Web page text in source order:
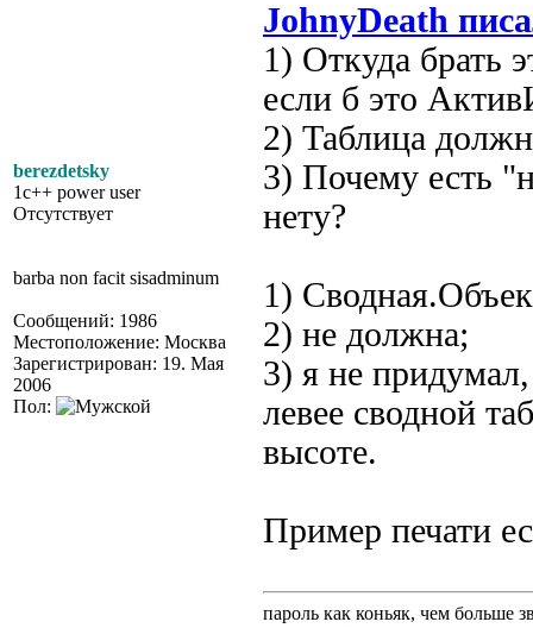
berezdetsky
1c++ power user
Отсутствует
barba non facit sisadminum
Сообщений: 1986
Местоположение: Москва
Зарегистрирован: 19. Мая
2006
Пол:
JohnyDeath
1) Откуда брать
если б это
2) Таблица
3) Почему есть
нету?
1)
2) не должна;
3) я не
левее сводной
высоте.
Пример печати
пароль как коньяк, чем больше